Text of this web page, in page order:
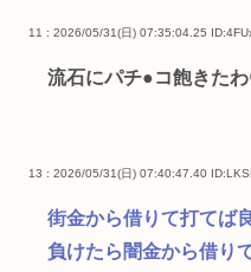
11 : 2026/05/31(日) 07:35:04.25
流石にパチ●コ飽きた
13 : 2026/05/31(日) 07:40:47.40
街金から借りて打てば
負けたら闇金から借り